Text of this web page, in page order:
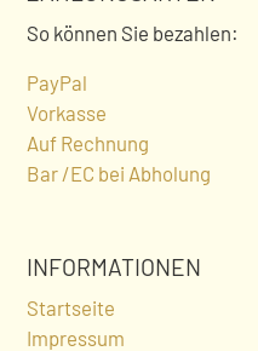
So können Sie bezahlen:
PayPal
Vorkasse
Auf Rechnung
Bar /EC bei Abholung
INFORMATIONEN
Startseite
Impressum